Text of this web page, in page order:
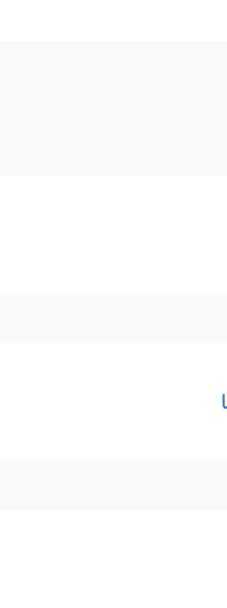
وأهله
جَهَنَّمُۖ وَبِئۡسَ ٱلۡمِهَادُ﴾
صَبَرۡتُمۡۚ فَنِعۡمَ عُقۡبَى ٱلدَّارِ﴾